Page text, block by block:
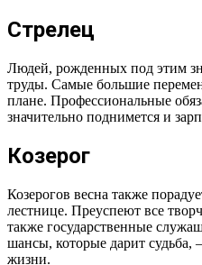
Стрелец
Людей, рожденных под этим
труды. Самые большие
плане. Профессиональные
значительно поднимется и
Козерог
Козерогов весна также
лестнице. Преуспеют все
также государственные
шансы, которые дарит судьба,
жизни.